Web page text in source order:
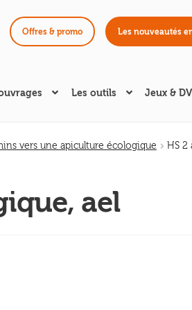
Offres & promo Les nouveautés
Les outils Jeux &
vers une apiculture écologique HS 2
ael